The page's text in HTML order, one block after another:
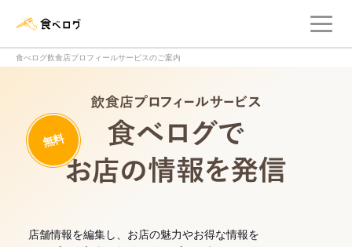
食べログ飲食店プロフィールサービスのご案内
無料
店舗情報を編集し、お店の魅力やお得な情報を